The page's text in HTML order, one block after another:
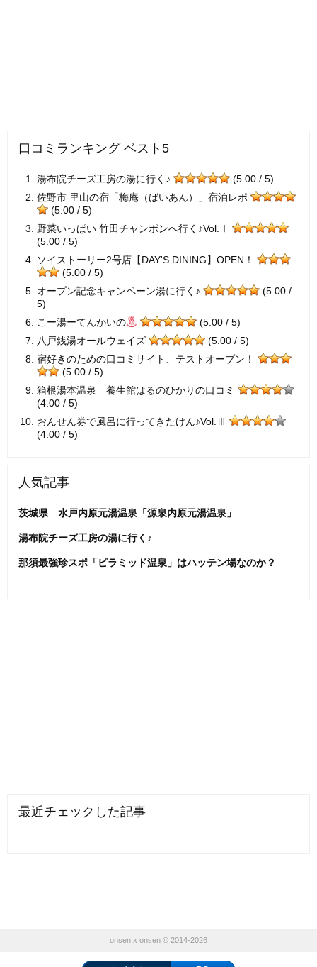
口コミランキング ベスト5
湯布院チーズ工房の湯に行く♪
(5.00 / 5)
佐野市 里山の宿「梅庵（ばいあん）」宿泊レポ
(5.00 / 5)
野菜いっぱい 竹田チャンポンへ行く♪Vol.Ⅰ
(5.00 / 5)
ソイストーリー2号店【DAY'S DINING】OPEN！
(5.00 / 5)
オープン記念キャンペーン湯に行く♪
(5.00 /
5)
こー湯ーてんかいの
(5.00 / 5)
八戸銭湯オールウェイズ
(5.00 / 5)
宿好きのための口コミサイト、テストオープン！
(5.00 / 5)
箱根湯本温泉 養生館はるのひかりの口コミ
(4.00 / 5)
おんせん券で風呂に行ってきたけん♪Vol.Ⅲ
(4.00 / 5)
人気記事
茨城県 水戸内原元湯温泉「源泉内原元湯温泉」
湯布院チーズ工房の湯に行く♪
那須最強珍スポ「ピラミッド温泉」はハッテン場なのか？
最近チェックした記事
onsen x onsen © 2014-2026